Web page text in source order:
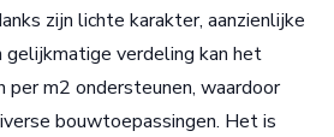
zijn lichte karakter, aanzienlijke
gelijkmatige verdeling kan het
m2 ondersteunen, waardoor
bouwtoepassingen. Het is